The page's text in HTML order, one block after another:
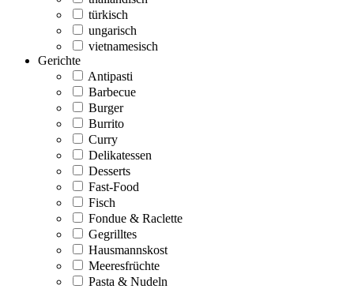
türkisch
ungarisch
vietnamesisch
Gerichte
Antipasti
Barbecue
Burger
Burrito
Curry
Delikatessen
Desserts
Fast-Food
Fisch
Fondue & Raclette
Gegrilltes
Hausmannskost
Meeresfrüchte
Pasta & Nudeln